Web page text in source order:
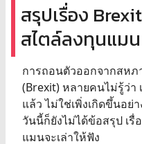
สรุปเรื่อง
สไตล์ลงทุนแมน
การถอนตัวออกจากสห
(Brexit) หลายคนไม่รู้ว่า
แล้ว ไม่ใช่เพิ่งเกิดขึ้นอย่
วันนี้ก็ยังไม่ได้ข้อสรุป เรื่
แมนจะเล่าให้ฟัง